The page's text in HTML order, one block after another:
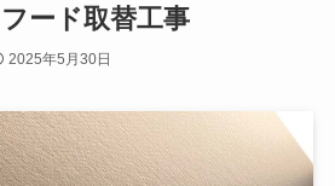
ード取替工事
2025年5月30日